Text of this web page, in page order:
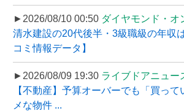
►2026/08/10 00:50 ダイヤモンド・オ
清水建設の20代後半・3級職級の年収
コミ情報データ】
►2026/08/09 19:30 ライブドアニュー
【不動産】予算オーバーでも「買っ
メな物件 ...